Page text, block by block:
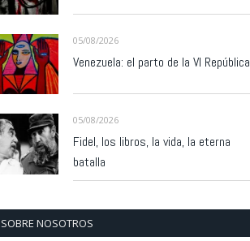
05/08/2026
Venezuela: el parto de la VI República
05/08/2026
Fidel, los libros, la vida, la eterna
batalla
SOBRE NOSOTROS